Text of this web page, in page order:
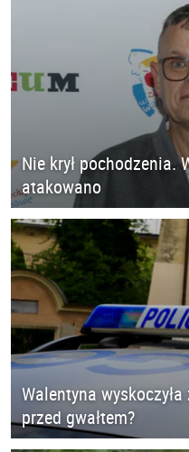
Nie krył pochodzenia.
atakowano
Walentyna
przed gwałtem?